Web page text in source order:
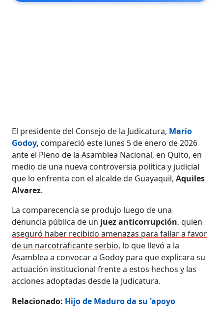
El presidente del Consejo de la Judicatura, Mario
Godoy, compareció este lunes 5 de enero de 2026
ante el Pleno de la Asamblea Nacional, en Quito, en
medio de una nueva controversia política y judicial
que lo enfrenta con el alcalde de Guayaquil,Aquiles
Alvarez.
La comparecencia se produjo luego de una
denuncia pública de un juez anticorrupción, quien
aseguró haber recibido amenazas para fallar a favor
de un narcotraficante serbio, lo que llevó a la
Asamblea a convocar a Godoy para que explicara su
actuación institucional frente a estos hechos y las
acciones adoptadas desde la Judicatura.
Relacionado: Hijo de Maduro da su 'apoyo